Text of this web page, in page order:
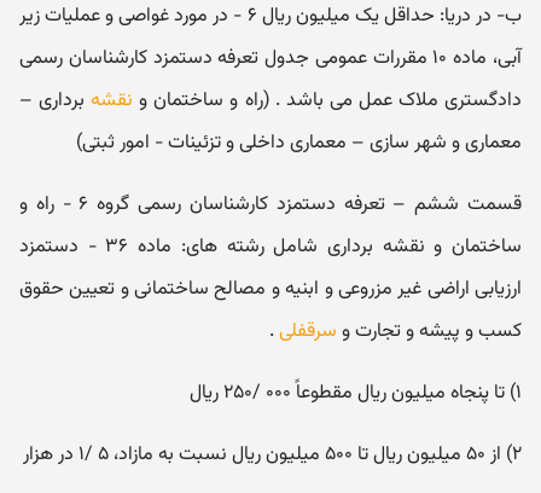
ب- در دریا: حداقل یک میلیون ریال ۶ - در مورد غواصی و عملیات زیر
آبی، ماده ۱۰ مقررات عمومی جدول تعرفه دستمزد کارشناسان رسمی
دادگستری ملاک عمل می باشد . (راه و ساختمان و نقشهبرداری –
معماری و شهر سازی – معماری داخلی و تزئینات - امور ثبتی)
قسمت ششم – تعرفه دستمزد کارشناسان رسمی گروه ۶ - راه و
ساختمان و نقشه برداری شامل رشته های: ماده ۳۶ - دستمزد
ارزیابی اراضی غیر مزروعی و ابنیه و مصالح ساختمانی و تعیین حقوق
کسب و پیشه و تجارت و سرقفلی .
۱) تا پنجاه میلیون ریال مقطوعاً ۰۰۰ /۲۵۰ ریال
۲) از ۵۰ میلیون ریال تا ۵۰۰ میلیون ریال نسبت به مازاد، ۵ /۱ در هزار